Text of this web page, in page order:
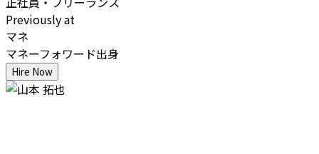
Previously at
マネ
マネーフォワード出身
Hire Now